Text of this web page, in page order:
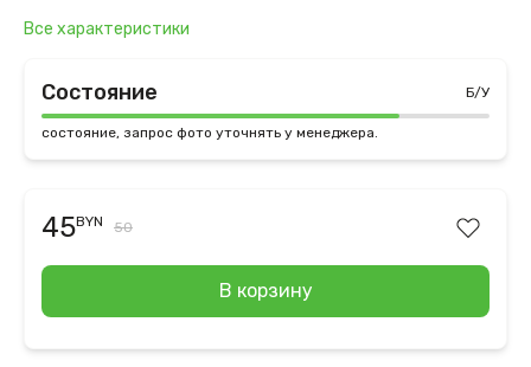
Все характеристики
Состояние Б/У
состояние, запрос фото уточнять у менеджера.
45BYN 50
В корзину